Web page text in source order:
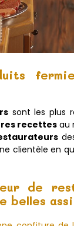
sont les plus
recettes au
clientèle en
de
belles